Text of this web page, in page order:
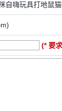
自嗨玩具打地鼠
(* 要